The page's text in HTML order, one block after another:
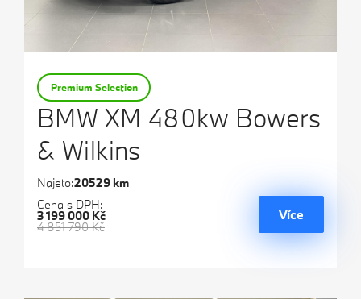
BMW XM 480kw Bowers
& Wilkins
Premium Selection
Najeto:20529 km
Cena s DPH:
4 851 790 Kč
3 199 000 Kč Více